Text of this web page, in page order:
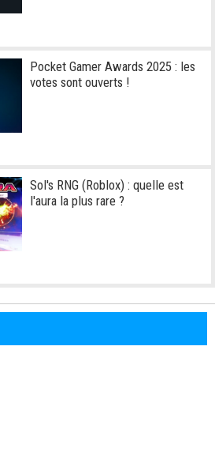
Pocket Gamer Awards 2025 : les
votes sont ouverts !
Sol's RNG (Roblox) : quelle est
l'aura la plus rare ?